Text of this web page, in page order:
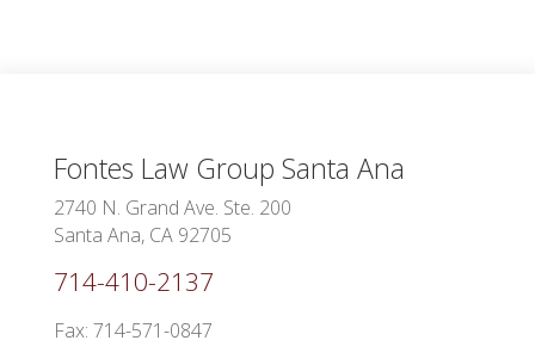
Fontes Law Group Santa Ana
2740 N. Grand Ave. Ste. 200
Santa Ana, CA 92705
714-410-2137
Fax: 714-571-0847